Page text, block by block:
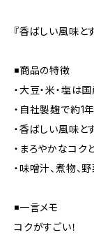
『香ばしい風味と
◾️商品の特徴
・大豆・米・塩は
・自社製麹で約1
・香ばしい風味と
・まろやかなコ
・味噌汁、煮物、
◾️一言メモ
コクがすごい！